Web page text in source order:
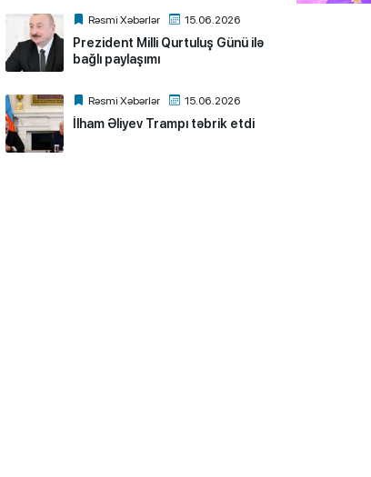
Rəsmi Xəbərlər 15.06.2026
Prezident Milli Qurtuluş Günü ilə
bağlı paylaşımı
Rəsmi Xəbərlər 15.06.2026
İlham Əliyev Trampı təbrik etdi